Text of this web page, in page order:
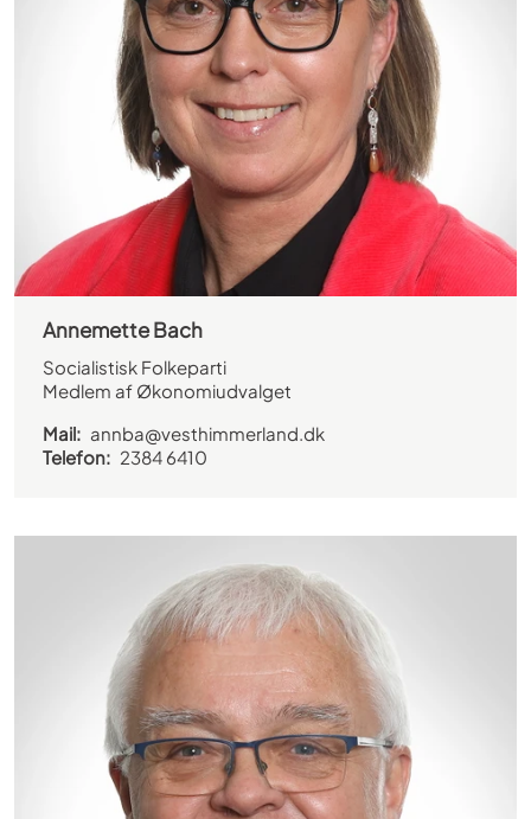
Annemette Bach
Socialistisk Folkeparti
Medlem af Økonomiudvalget
Mail: annba@vesthimmerland.dk
Telefon: 2384 6410